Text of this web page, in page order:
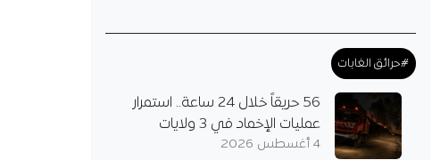
التعاقد مع محمد صلاح بعقد
لعامين ويكشف تفاصيل العقد
والراتب والمكافآت، بعد نهاية
مسيرته مع ليفربول…
#حرائق الغابات
56 حريقاً خلال 24 ساعة.. استمرار
عمليات الإخماد في 3 ولايات
4 أغسطس 2026